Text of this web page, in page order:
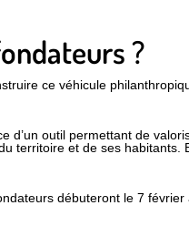
?
ce véhicule
d’un outil permettant de
territoire et de ses habitants.
débuteront le 7